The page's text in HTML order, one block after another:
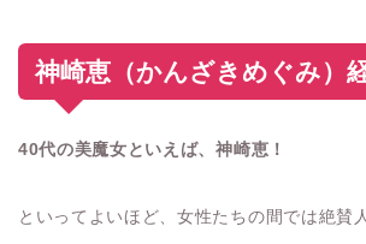
神崎恵（かんざきめぐみ）
40代の美魔女といえば、神崎恵！
といってよいほど、女性たちの間では絶賛